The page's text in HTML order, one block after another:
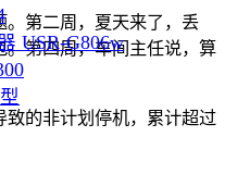
USR-G806w
。第二周，夏天来了，丢
第四周，车间主任说，算
的非计划停机，累计超过